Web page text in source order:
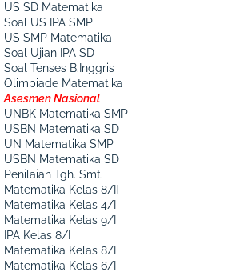
US SD Matematika
Soal US IPA SMP
US SMP Matematika
Soal Ujian IPA SD
Soal Tenses B.Inggris
Olimpiade Matematika
Asesmen Nasional
UNBK Matematika SMP
USBN Matematika SD
UN Matematika SMP
USBN Matematika SD
Penilaian Tgh. Smt.
Matematika Kelas 8/II
Matematika Kelas 4/I
Matematika Kelas 9/I
IPA Kelas 8/I
Matematika Kelas 8/I
Matematika Kelas 6/I